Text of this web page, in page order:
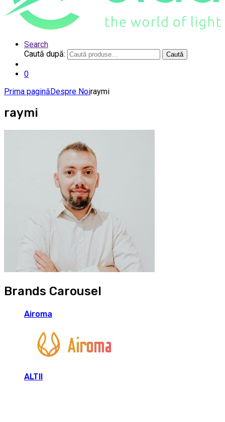
Search
Caută după:
Caută
0
Prima paginăDespre Noiraymi
raymi
Brands Carousel
Airoma
ALTII